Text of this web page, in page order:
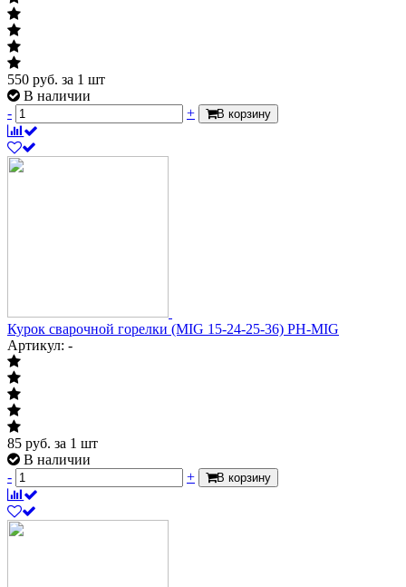
550 руб. за 1 шт
В наличии
-
+ В корзину
Курок сварочной горелки (MIG 15-24-25-36) PH-MIG
Артикул: -
85 руб. за 1 шт
В наличии
-
+ В корзину